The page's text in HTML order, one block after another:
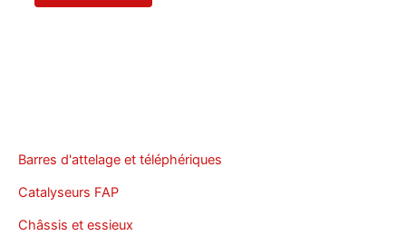
Barres d'attelage et téléphériques
Catalyseurs FAP
Châssis et essieux